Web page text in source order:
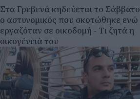
Στα Γρεβενά κηδεύεται το Σάββατο
ο αστυνομικός που σκοτώθηκε ενώ
εργαζόταν σε οικοδομή - Τι ζητά η
οικογένειά του